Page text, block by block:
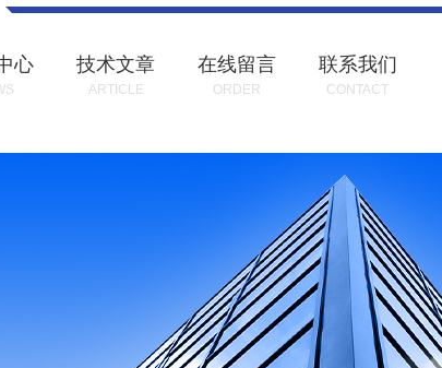
心 技术文章
ARTICLE
在线留言
ORDER
联系我们
CONTACT